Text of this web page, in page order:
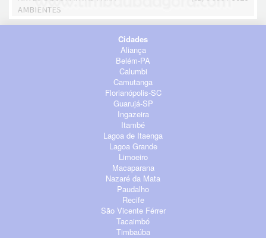
AMBIENTES
Cidades
Aliança
Belém-PA
Calumbi
Camutanga
Florianópolis-SC
Guarujá-SP
Ingazeira
Itambé
Lagoa de Itaenga
Lagoa Grande
Limoeiro
Macaparana
Nazaré da Mata
Paudalho
Recife
São Vicente Férrer
Tacaimbó
Timbaúba